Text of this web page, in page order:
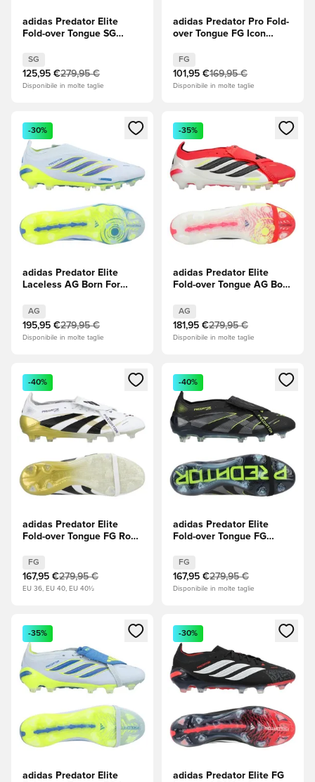
adidas Predator Elite
Fold-over Tongue SG
Black
(Nero)/Carbonio/Lucid
Lemon (Giallo)
SG
125,95 €279,95 €
Disponibile in molte taglie
adidas Predator Pro Fold-
over Tongue FG Icon
White (Bianco)/Zero
Metallic (Bianco)/Royal
Blue (Blu)
FG
101,95 €169,95 €
Disponibile in molte taglie
Apre una finestra modale per accedere o registrarsi come
-30%
adidas Predator Elite
Laceless AG Born For
Blue/Solar Yellow (Giallo)
AG
195,95 €279,95 €
Disponibile in molte taglie
Apre una finestra modale
-35%
adidas Predator Elite
Fold-over Tongue AG Born
lucido/Core Black
(Nero)/Footwear White
(Bianco)
AG
181,95 €279,95 €
Disponibile in molte taglie
Apre una finestra modale per accedere o registrarsi come
-40%
adidas Predator Elite
Fold-over Tongue FG Road
(Bianco)/Core Black
(Nero)/Oro metallizzato
FG
167,95 €279,95 €
EU 36, EU 40, EU 40½
Apre una finestra modale
-40%
adidas Predator Elite
Fold-over Tongue FG
Black
(Nero)/Carbonio/Lucid
Lemon (Giallo)
FG
167,95 €279,95 €
Disponibile in molte taglie
Apre una finestra modale per accedere o registrarsi come
-35%
adidas Predator Elite
Apre una finestra modale
-30%
adidas Predator Elite FG